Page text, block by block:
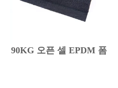
90KG 오픈 셀 EPDM 폼